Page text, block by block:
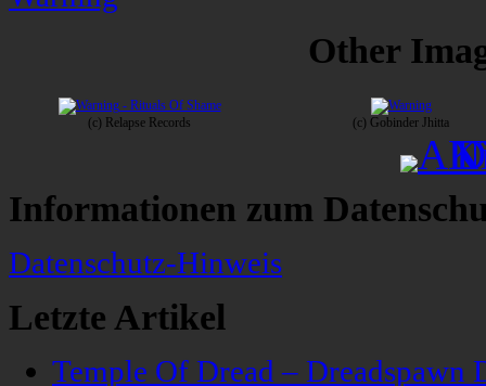
Other
(c) Relapse Records (c) Gobinder Jhitta
Informationen zum
Datenschutz-Hinweis
Letzte Artikel
Temple Of Dread – Dreadspawn